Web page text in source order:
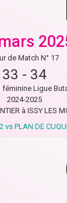
de Match N° 17
33 - 34
féminine Ligue
2024-2025
à ISSY LES
vs PLAN DE